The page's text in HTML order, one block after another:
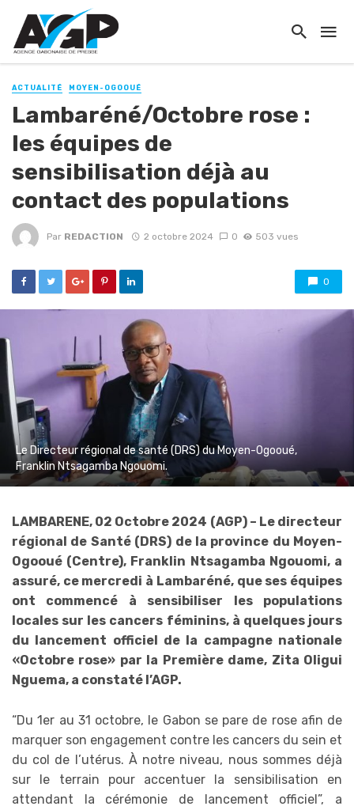
ACTUALITÉ MOYEN-OGOOUÉ
Lambaréné/Octobre rose :
les équipes de
sensibilisation déjà au
contact des populations
Par REDACTION 2 octobre 2024 0 503 vues
0
Le Directeur régional de santé (DRS) du Moyen-Ogooué,
Franklin Ntsagamba Ngouomi.
LAMBARENE, 02 Octobre 2024 (AGP) – Le directeur
régional de Santé (DRS) de la province du Moyen-
Ogooué (Centre), Franklin Ntsagamba Ngouomi, a
assuré, ce mercredi à Lambaréné, que ses équipes
ont commencé à sensibiliser les populations
locales sur les cancers féminins, à quelques jours
du lancement officiel de la campagne nationale
«Octobre rose» par la Première dame, Zita Oligui
Nguema, a constaté l’AGP.
“Du 1er au 31 octobre, le Gabon se pare de rose afin de
marquer son engagement contre les cancers du sein et
du col de l’utérus. À notre niveau, nous sommes déjà
sur le terrain pour accentuer la sensibilisation en
attendant la cérémonie de lancement officiel”, a